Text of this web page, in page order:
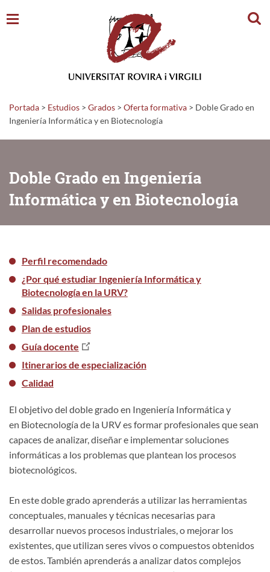
Portada > Estudios > Grados > Oferta formativa > Doble Grado en
Ingeniería Informática y en Biotecnología
Doble Grado en Ingeniería
Informática y en Biotecnología
Perfil recomendado
¿Por qué estudiar Ingeniería Informática y
Biotecnología en la URV?
Salidas profesionales
Plan de estudios
Guía docente
Itinerarios de especialización
Calidad
El objetivodel doble grado en Ingeniería Informática y
en Biotecnología de la URV es formar profesionales que sean
capaces de analizar, diseñar e implementar soluciones
informáticas a los problemas que plantean los procesos
biotecnológicos.
En este doble grado aprenderás a utilizar las herramientas
conceptuales, manuales y técnicas necesarias para
desarrollar nuevos procesos industriales, o mejorar los
existentes, que utilizan seres vivos o compuestos obtenidos
de estos. También aprenderás a analizar datos complejos